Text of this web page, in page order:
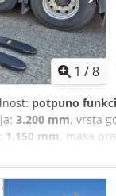
1 /8
potpuno
3.200 mm, vrsta
1.150 mm, masa
mm Tip jarbola:
Stanje